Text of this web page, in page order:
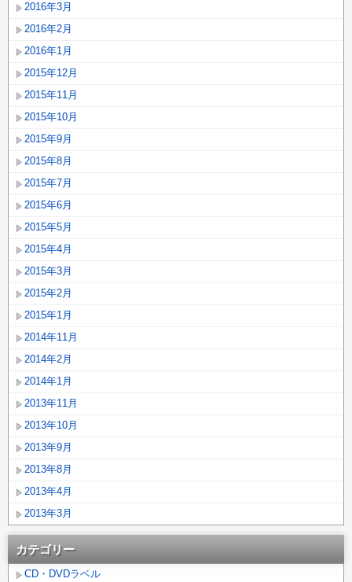
2016年3月
2016年2月
2016年1月
2015年12月
2015年11月
2015年10月
2015年9月
2015年8月
2015年7月
2015年6月
2015年5月
2015年4月
2015年3月
2015年2月
2015年1月
2014年11月
2014年2月
2014年1月
2013年11月
2013年10月
2013年9月
2013年8月
2013年4月
2013年3月
カテゴリー
CD・DVDラベル